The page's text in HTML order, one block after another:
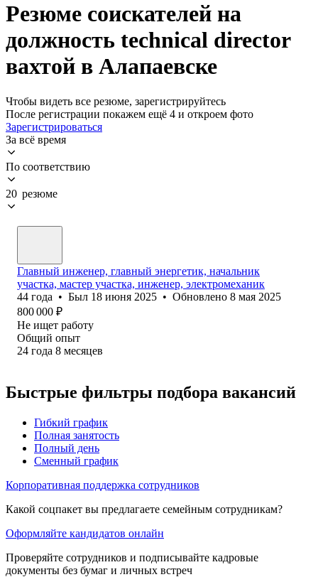
Резюме соискателей на
должность technical director
вахтой в Алапаевске
Чтобы видеть все резюме, зарегистрируйтесь
После регистрации покажем ещё 4 и откроем фото
Зарегистрироваться
За всё время
По соответствию
20 резюме
Главный инженер, главный энергетик, начальник
участка, мастер участка, инженер, электромеханик
44 года • Был 18 июня 2025 • Обновлено 8 мая 2025
800 000 ₽
Не ищет работу
Общий опыт
24 года 8 месяцев
Быстрые фильтры подбора вакансий
Гибкий график
Полная занятость
Полный день
Сменный график
Корпоративная поддержка сотрудников
Какой соцпакет вы предлагаете семейным сотрудникам?
Оформляйте кандидатов онлайн
Проверяйте сотрудников и подписывайте кадровые
документы без бумаг и личных встреч